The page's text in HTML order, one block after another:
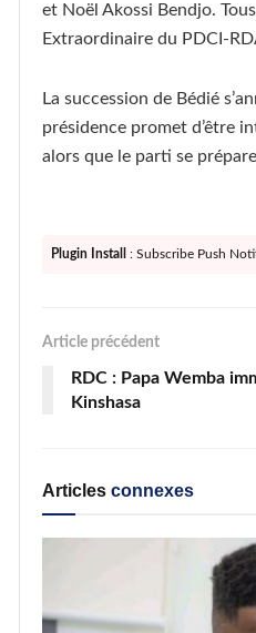
et Noël Akossi Bendjo.
Extraordinaire du PDCI-
La succession de Bédié
présidence promet d’être
alors que le parti se
Plugin Install : Subscribe Push
Article précédent
RDC : Papa Wemba
Kinshasa
Articles connexes